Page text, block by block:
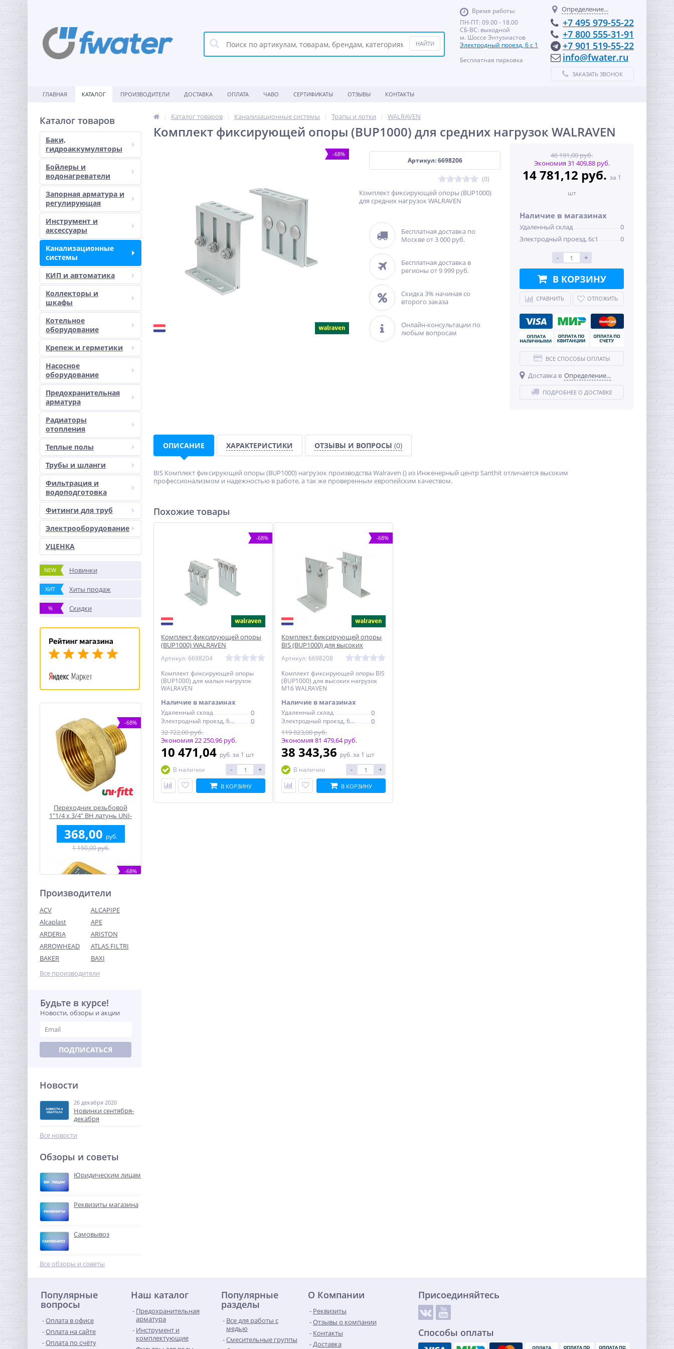
Время работы:
ПН-ПТ: 09.00 - 18.00
СБ-ВС: выходной
м. Шоссе Энтузиастов
Электродный проезд, 6 с 1
Бесплатная парковка
Определение...
+7 495 979-55-22
+7 800 555-31-91
+7 901 519-55-22
info@fwater.ru
ЗАКАЗАТЬ ЗВОНОК
ГЛАВНАЯ КАТАЛОГ ПРОИЗВОДИТЕЛИ ДОСТАВКА ОПЛАТА ЧАВО СЕРТИФИКАТЫ ОТЗЫВЫ КОНТАКТЫ
Каталог товаров
Баки,
гидроаккумуляторы
Бойлеры и
водонагреватели
Запорная арматура и
регулирующая
Инструмент и
аксессуары
Канализационные
системы
КИП и автоматика
Коллекторы и
шкафы
Котельное
оборудование
Крепеж и герметики
Насосное
оборудование
Предохранительная
арматура
Радиаторы
отопления
Теплые полы
Трубы и шланги
Фильтрация и
водоподготовка
Фитинги для труб
Электрооборудование
УЦЕНКА
NEW Новинки
ХИТ Хиты продаж
% Скидки
-68%
Переходник резьбовой
1"1/4 x 3/4" ВН латунь UNI-
FITT
368,00 руб.
1 150,00 руб.
-68%
Кран шаровый с
электроприводом Neptun
Profi 220В 1"
9 479,04
Ниппель резьбовой 3/4" x
3/4" (НР) латунь UNI-FITT
136,96
Ниппель редукция 1"1/2 x
1"1/4 (НР) никель UNI-FITT
2 388,00 руб.
-68%
Производители
ACV
ALCAPIPE
Alcaplast
APE
ARDERIA
ARISTON
ARROWHEAD
ATLAS FILTRI
BAKER
BAXI
Все производители
Будьте в курсе!
Новости, обзоры и акции
ПОДПИСАТЬСЯ
Новости
26 декабря 2020
Новинки сентября-
декабря
Все новости
Обзоры и советы
Юридическим лицам
Реквизиты магазина
Самовывоз
Все обзоры и советы
Каталог товаров Канализационные системы Трапы и лотки WALRAVEN
Комплект фиксирующей опоры (BUP1000) для средних нагрузок WALRAVEN
-68%
Артикул: 6698206
(0)
Комплект фиксирующей опоры (BUP1000)
для средних нагрузок WALRAVEN
Бесплатная доставка по
Москве от 3 000 руб.
Бесплатная доставка в
регионы от 9 999 руб.
Скидка 3% начиная со
второго заказа
Онлайн-консультации по
любым вопросам
46 191,00 руб.
Экономия 31 409,88 руб.
14 781,12 руб. за 1
шт
Наличие в магазинах
Удаленный склад
0
Электродный проезд, 6с1
0
- +
В КОРЗИНУ
СРАВНИТЬ ОТЛОЖИТЬ
ВСЕ СПОСОБЫ ОПЛАТЫ
Доставка в Определение...
ПОДРОБНЕЕ О ДОСТАВКЕ
ОПИСАНИЕ ХАРАКТЕРИСТИКИ ОТЗЫВЫ И ВОПРОСЫ (0)
BIS Комплект фиксирующей опоры (BUP1000) нагрузок производства Walraven () из Инженерный центр Santhit отличается высоким
профессионализмом и надежностью в работе, а так же проверенным европейским качеством.
Похожие товары
-68%
Комплект фиксирующей опоры
(BUP1000) WALRAVEN
Артикул: 6698204
Комплект фиксирующей опоры
(BUP1000) для малых нагрузок
WALRAVEN
Наличие в магазинах
Удаленный склад 0
Электродный проезд, 6с1
0
32 722,00 руб.
Экономия 22 250,96 руб.
10 471,04 руб. за 1 шт
В наличии
- +
В КОРЗИНУ
-68%
Комплект фиксирующей опоры
BIS (BUP1000) для высоких
нагрузок M16 WALRAVEN
Артикул: 6698208
Комплект фиксирующей опоры BIS
(BUP1000) для высоких нагрузок
M16 WALRAVEN
Наличие в магазинах
Удаленный склад 0
Электродный проезд, 6с1
0
119 823,00 руб.
Экономия 81 479,64 руб.
38 343,36 руб. за 1 шт
В наличии
- +
В КОРЗИНУ
Популярные
вопросы
Оплата в офисе
Оплата на сайте
Оплата по счёту
Наш каталог
Предохранительная
арматура
Инструмент и
комплектующие
Популярные
разделы
Все для работы с
медью
Смесительные группы
О Компании
Реквизиты
Отзывы о компании
Контакты
Доставка
Присоединяйтесь
Способы оплаты